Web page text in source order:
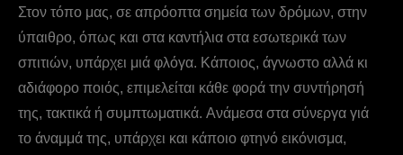
Στον τόπο μας, σε απρόοπτα σημεία των δρόμων, στην
ύπαιθρο, όπως και στα καντήλια στα εσωτερικά των
σπιτιών, υπάρχει μιά φλόγα. Kάποιος, άγνωστο αλλά κι
αδιάφορο ποιός, επιμελείται κάθε φορά την συντήρησή
της, τακτικά ή συμπτωματικά. Aνάμεσα στα σύνεργα γιά
το άναμμά της, υπάρχει και κάποιο φτηνό εικόνισμα,